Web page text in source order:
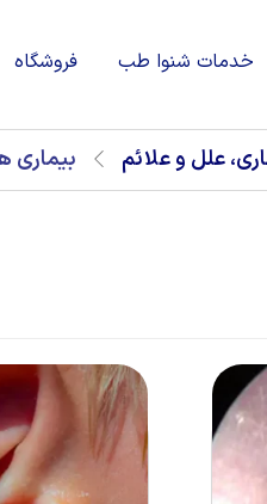
خدمات شنوا طب فروشگاه
علل و علائم